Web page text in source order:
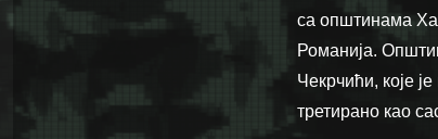
са општинама
Романија.
Чекрчићи, које
третирано као